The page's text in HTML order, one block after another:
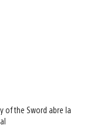
of the Sword abre la